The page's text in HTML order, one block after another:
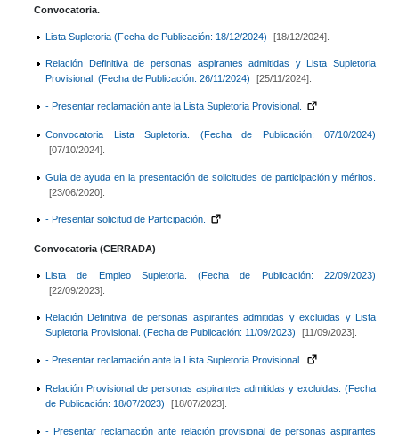
Convocatoria.
Lista Supletoria (Fecha de Publicación: 18/12/2024) [18/12/2024].
Relación Definitiva de personas aspirantes admitidas y Lista Supletoria
Provisional. (Fecha de Publicación: 26/11/2024)
[25/11/2024].
- Presentar reclamación ante la Lista Supletoria Provisional.
Convocatoria Lista Supletoria. (Fecha de Publicación: 07/10/2024)
[07/10/2024].
Guía de ayuda en la presentación de solicitudes de participación y méritos.
[23/06/2020].
- Presentar solicitud de Participación.
Convocatoria (CERRADA)
Lista de Empleo Supletoria. (Fecha de Publicación: 22/09/2023)
[22/09/2023].
Relación Definitiva de personas aspirantes admitidas y excluidas y Lista
Supletoria Provisional. (Fecha de Publicación: 11/09/2023)
[11/09/2023].
- Presentar reclamación ante la Lista Supletoria Provisional.
Relación Provisional de personas aspirantes admitidas y excluidas. (Fecha
de Publicación: 18/07/2023)
[18/07/2023].
- Presentar reclamación ante relación provisional de personas aspirantes